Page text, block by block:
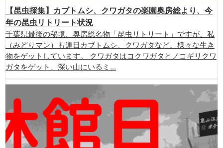
【昆虫採集】カブトムシ、クワガタの楽園奥房総より、今
年の昆虫リトリート状況
千葉県最後の秘境、奥房総名物「昆虫リトリート」ですが、私
（みどりマン）も連日カブトムシ、クワガタなど、様々な生き
物をゲットしています。 クワガタはコクワガタとノコギリクワ
ガタをゲット、深い山にいるミ...